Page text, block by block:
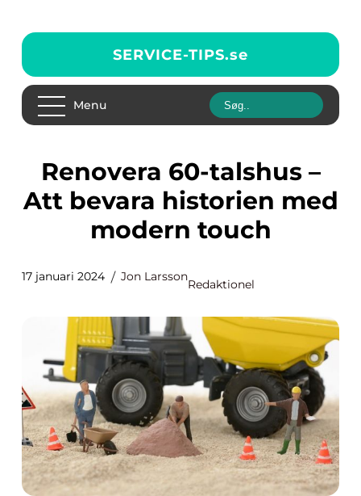
SERVICE-TIPS.se
Menu
Renovera 60-talshus –
Att bevara historien med
modern touch
17 januari 2024 Jon Larsson
Redaktionel